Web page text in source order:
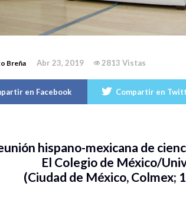
Breña Abr 23, 2019 2813 Vistas
en Facebook Compartir en
hispano-mexicana de
El Colegio de México/
(Ciudad de México, Colmex;